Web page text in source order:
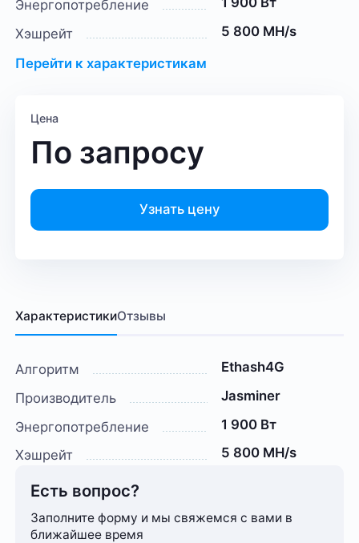
Энергопотребление
Хэшрейт
5 800 MH/s
Перейти к характеристикам
Цена
По запросу
Узнать цену
ХарактеристикиОтзывы
Алгоритм
Ethash4G
Производитель
Jasminer
Энергопотребление
1 900 Вт
Хэшрейт
5 800 MH/s
Есть вопрос?
Заполните форму и мы свяжемся с вами в
ближайшее время